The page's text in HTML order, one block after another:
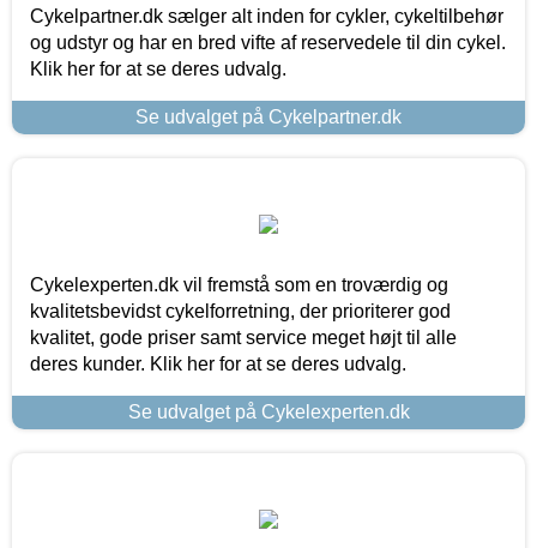
Cykelpartner.dk sælger alt inden for cykler, cykeltilbehør
og udstyr og har en bred vifte af reservedele til din cykel.
Klik her for at se deres udvalg.
Se udvalget på Cykelpartner.dk
Cykelexperten.dk vil fremstå som en troværdig og
kvalitetsbevidst cykelforretning, der prioriterer god
kvalitet, gode priser samt service meget højt til alle
deres kunder. Klik her for at se deres udvalg.
Se udvalget på Cykelexperten.dk